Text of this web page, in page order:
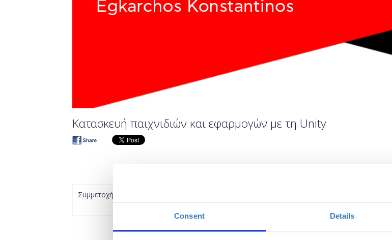
Consent Details
Κατασκευή παιχνιδιών και εφαρμογών με τη Unity
Συμμετοχή
έχει λήξει.